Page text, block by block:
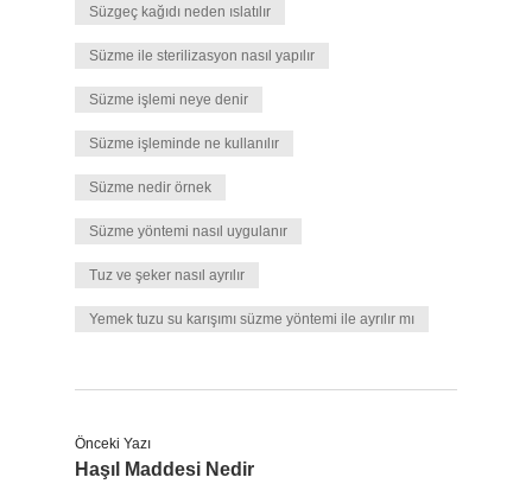
Süzgeç kağıdı neden ıslatılır
Süzme ile sterilizasyon nasıl yapılır
Süzme işlemi neye denir
Süzme işleminde ne kullanılır
Süzme nedir örnek
Süzme yöntemi nasıl uygulanır
Tuz ve şeker nasıl ayrılır
Yemek tuzu su karışımı süzme yöntemi ile ayrılır mı
Önceki Yazı
Haşıl Maddesi Nedir